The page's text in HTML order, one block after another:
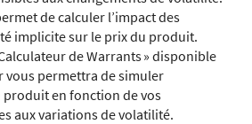
de calculer l’impact des
implicite sur le prix du produit.
de Warrants » disponible
vous permettra de simuler
en fonction de vos
aux variations de volatilité.